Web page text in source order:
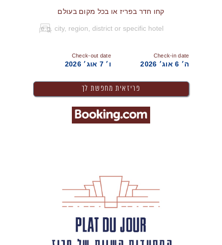
קחו חדר בפריז או בכל מקום בעולם
Check-in date
ה׳ 6 אוג׳ 2026
Check-out date
ו׳ 7 אוג׳ 2026